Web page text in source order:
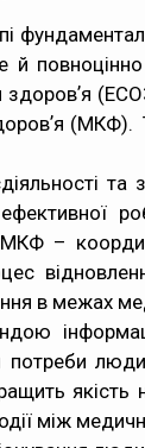
–
в межах
якість
між